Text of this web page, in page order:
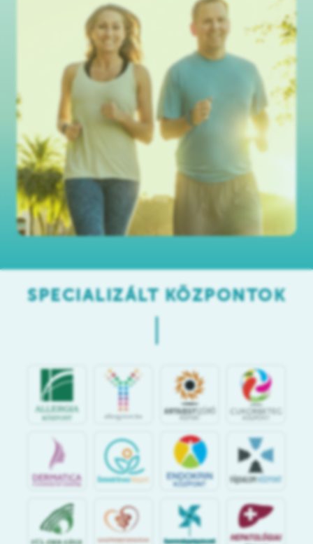
SPECIALIZÁLT KÖZPONTOK